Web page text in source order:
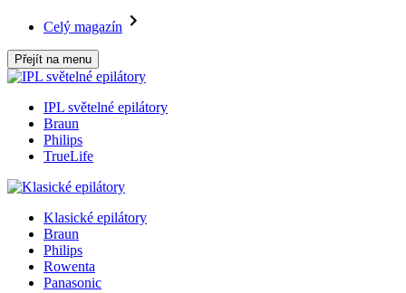
Celý magazín
Přejít na menu
IPL světelné epilátory
Braun
Philips
TrueLife
Klasické epilátory
Braun
Philips
Rowenta
Panasonic